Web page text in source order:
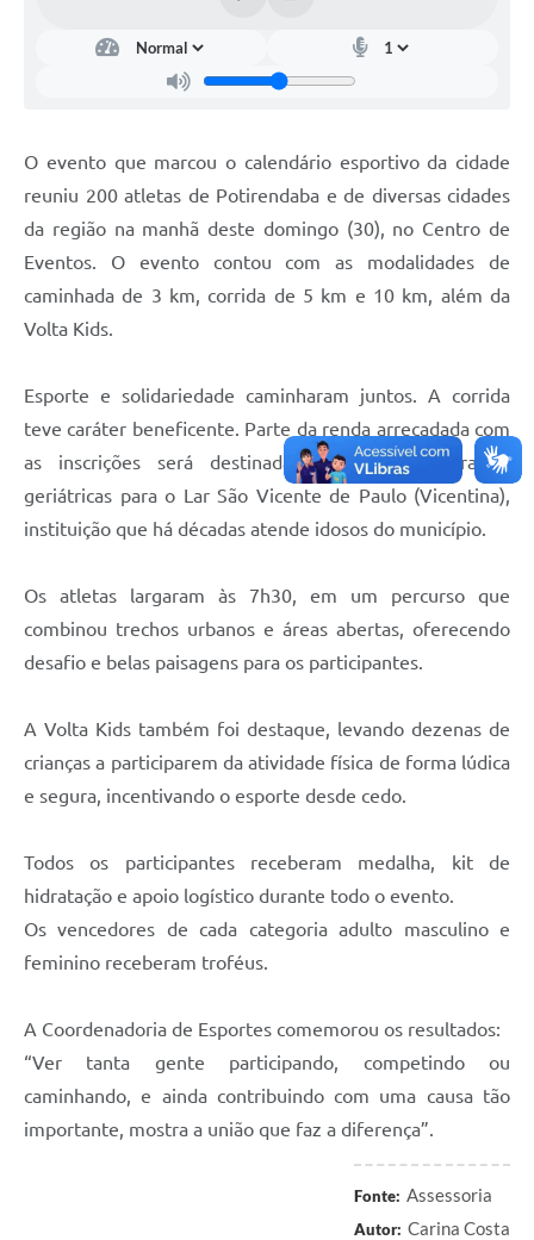
O evento que marcou o calendário esportivo da cidade
reuniu 200 atletas de Potirendaba e de diversas cidades
da região na manhã deste domingo (30), no Centro de
Eventos. O evento contou com as modalidades de
caminhada de 3 km, corrida de 5 km e 10 km, além da
Volta Kids.
Esporte e solidariedade caminharam juntos. A corrida
teve caráter beneficente. Parte da renda arrecadada com
as inscrições será destinada à compra de fraldas
geriátricas para o Lar São Vicente de Paulo (Vicentina),
instituição que há décadas atende idosos do município.
Os atletas largaram às 7h30, em um percurso que
combinou trechos urbanos e áreas abertas, oferecendo
desafio e belas paisagens para os participantes.
A Volta Kids também foi destaque, levando dezenas de
crianças a participarem da atividade física de forma lúdica
e segura, incentivando o esporte desde cedo.
Todos os participantes receberam medalha, kit de
hidratação e apoio logístico durante todo o evento.
Os vencedores de cada categoria adulto masculino e
feminino receberam troféus.
A Coordenadoria de Esportes comemorou os resultados:
“Ver tanta gente participando, competindo ou
caminhando, e ainda contribuindo com uma causa tão
importante, mostra a união que faz a diferença”.
Fonte: Assessoria
Autor: Carina Costa